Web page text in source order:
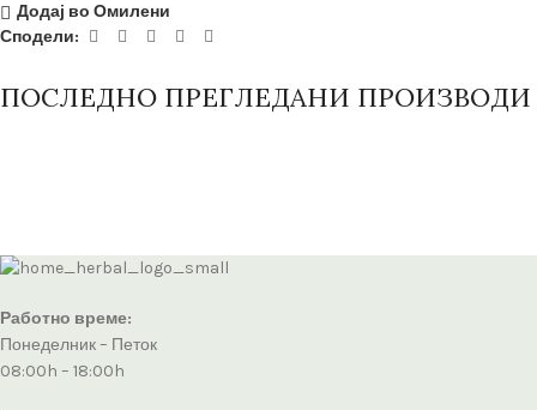
Додај во Омилени
Сподели:
ПОСЛЕДНО ПРЕГЛЕДАНИ ПРОИЗВОДИ
Работно време:
Понеделник – Петок
08:00h – 18:00h